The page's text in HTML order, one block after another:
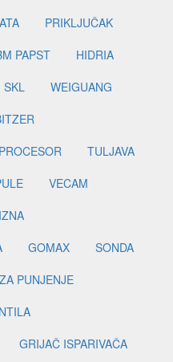
PRIKLJUČAK
PAPST
HIDRIA
SKL
WEIGUANG
TULJAVA
VECAM
GOMAX
SONDA
PUNJENJE
GRIJAČ ISPARIVAČA